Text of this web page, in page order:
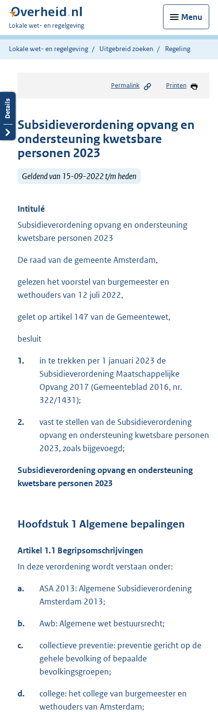
Menu
U
bent
hier:
Lokale wet- en regelgeving
Lokale wet- en regelgeving Uitgebreid zoeken Regeling
Permalink Printen
Subsidieverordening opvang en
ondersteuning kwetsbare
personen 2023
Geldend van 15-09-2022 t/m heden
Intitulé
Subsidieverordening opvang en ondersteuning
kwetsbare personen 2023
De raad van de gemeente Amsterdam,
gelezen het voorstel van burgemeester en
wethouders van 12 juli 2022,
gelet op artikel 147 van de Gemeentewet,
besluit
1.
in te trekken per 1 januari 2023 de
Subsidieverordening Maatschappelijke
Opvang 2017 (Gemeenteblad 2016, nr.
322/1431);
2.
vast te stellen van de Subsidieverordening
opvang en ondersteuning kwetsbare personen
2023, zoals bijgevoegd;
Subsidieverordening opvang en ondersteuning
kwetsbare personen 2023
Hoofdstuk 1 Algemene bepalingen
Artikel 1.1 Begripsomschrijvingen
In deze verordening wordt verstaan onder:
a.
ASA 2013: Algemene Subsidieverordening
Amsterdam 2013;
b. Awb: Algemene wet bestuursrecht;
c.
collectieve preventie: preventie gericht op de
gehele bevolking of bepaalde
bevolkingsgroepen;
d.
college: het college van burgemeester en
wethouders van Amsterdam;